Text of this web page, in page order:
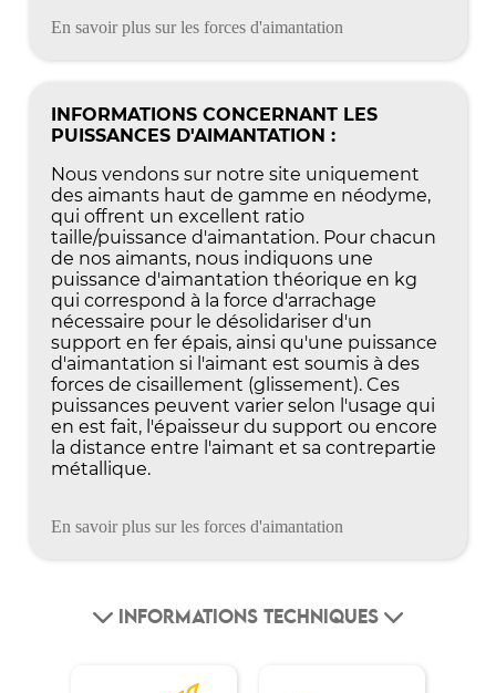
En savoir plus sur les forces d'aimantation
INFORMATIONS CONCERNANT LES
PUISSANCES D'AIMANTATION :
Nous vendons sur notre site uniquement
des aimants haut de gamme en néodyme,
qui offrent un excellent ratio
taille/puissance d'aimantation. Pour chacun
de nos aimants, nous indiquons une
puissance d'aimantation théorique en kg
qui correspond à la force d'arrachage
nécessaire pour le désolidariser d'un
support en fer épais, ainsi qu'une puissance
d'aimantation si l'aimant est soumis à des
forces de cisaillement (glissement). Ces
puissances peuvent varier selon l'usage qui
en est fait, l'épaisseur du support ou encore
la distance entre l'aimant et sa contrepartie
métallique.
En savoir plus sur les forces d'aimantation
INFORMATIONS TECHNIQUES